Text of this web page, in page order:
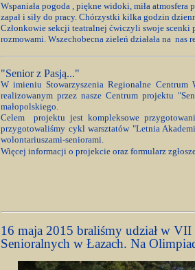
Wspaniała pogoda , piękne widoki, miła atmosfera
zapał i siły do pracy. Chórzystki kilka godzin
Członkowie sekcji teatralnej ćwiczyli swoje scenki
rozmowami. Wszechobecna zieleń działała na nas
"Senior z Pasją..."
W imieniu Stowarzyszenia Regionalne
realizowanym przez nasze Centrum projektu
małopolskiego.
Celem projektu jest kompleksowe
przygotowaliśmy cykl warsztatów "Letnia
wolontariuszami-seniorami.
Więcej informacji o projekcie oraz formularz
16 maja 2015 braliśmy udział w
Senioralnych w Łazach. Na